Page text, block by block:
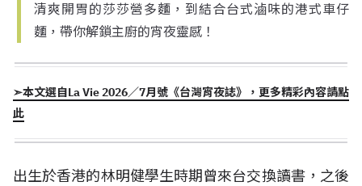
清爽開胃的莎莎營多麵，到結合台式滷味的港式車仔
麵，帶你解鎖主廚的宵夜靈感！
➣本文選自La Vie 2026／7月號《台灣宵夜誌》，更多精彩內容請點
此
出生於香港的林明健學生時期曾來台交換讀書，之後